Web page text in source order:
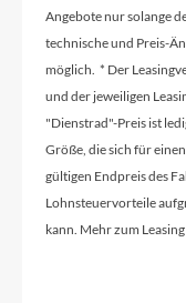
Angebote nur solange
technische und Preis-
möglich. * Der
und der jeweiligen
"Dienstrad"-Preis ist
Größe, die sich für
gültigen Endpreis des
Lohnsteuervorteile
kann. Mehr zum